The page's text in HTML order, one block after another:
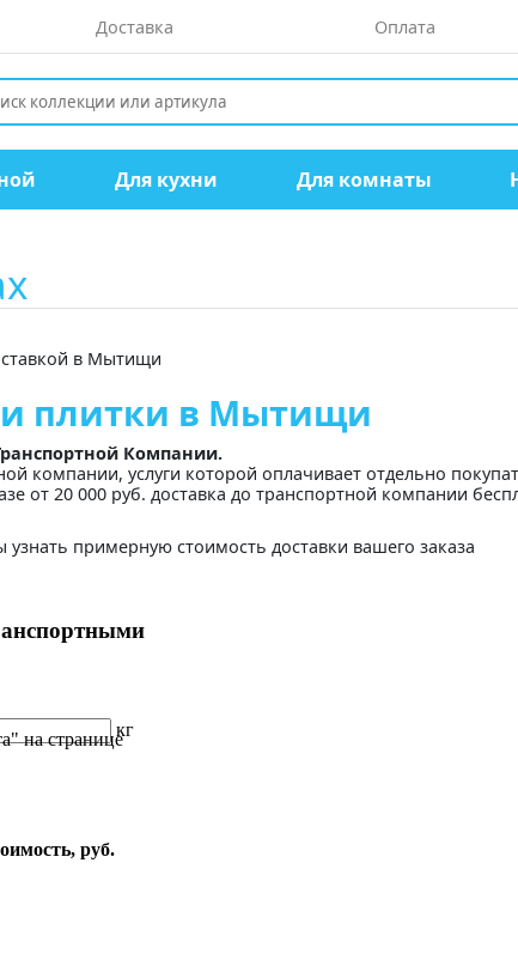
Доставка Оплата
Для кухни Для комнаты
в Мытищи
плитки в Мытищи
Компании.
компании, услуги которой оплачивает отдельно
от 20 000 руб. доставка до транспортной компании
примерную стоимость доставки вашего заказа